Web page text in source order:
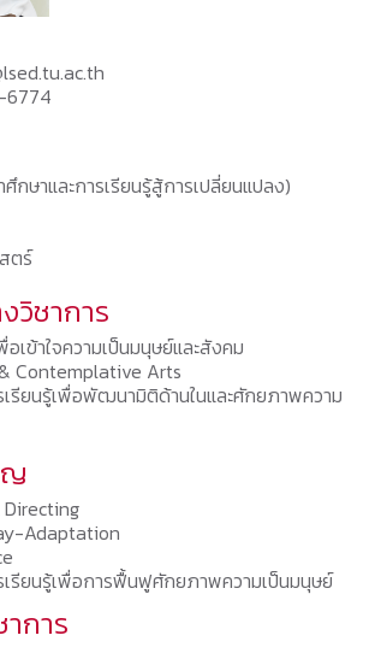
ษาและการเรียนรู้สู้การเปลี่ยนแปลง)
ตร์
วิชาการ
เข้าใจความเป็นมนุษย์และสังคม
Contemplative Arts
รียนรู้เพื่อพัฒนามิติด้านในและศักยภาพความ
ญ
Adaptation
รียนรู้เพื่อการฟื้นฟูศักยภาพความเป็นมนุษย์
การ